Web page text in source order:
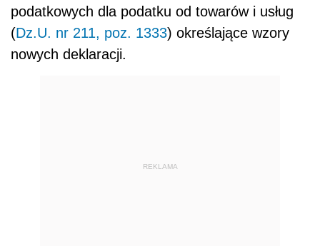
podatkowych dla podatku od towarów i usług
(Dz.U. nr 211, poz. 1333) określające wzory
nowych deklaracji.
REKLAMA